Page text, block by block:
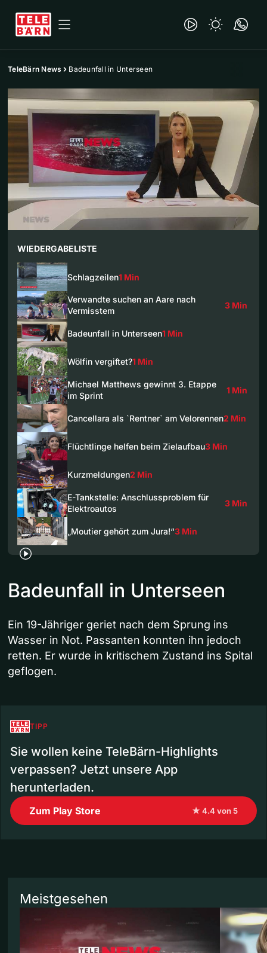
TeleBärn News Badeunfall in Unterseen
WIEDERGABELISTE
Schlagzeilen1 Min
Verwandte suchen an Aare nach
Vermisstem
3 Min
Badeunfall in Unterseen1 Min
Wölfin vergiftet?1 Min
Michael Matthews gewinnt 3. Etappe
im Sprint
1 Min
Cancellara als `Rentner` am Velorennen2 Min
Flüchtlinge helfen beim Zielaufbau3 Min
Kurzmeldungen2 Min
E-Tankstelle: Anschlussproblem für
Elektroautos
3 Min
„Moutier gehört zum Jura!“3 Min
Badeunfall in Unterseen
Ein 19-Jähriger geriet nach dem Sprung ins
Wasser in Not. Passanten konnten ihn jedoch
retten. Er wurde in kritischem Zustand ins Spital
geflogen.
TIPP
Sie wollen keine TeleBärn-Highlights
verpassen? Jetzt unsere App
herunterladen.
Zum Play Store ★ 4.4 von 5
Meistgesehen